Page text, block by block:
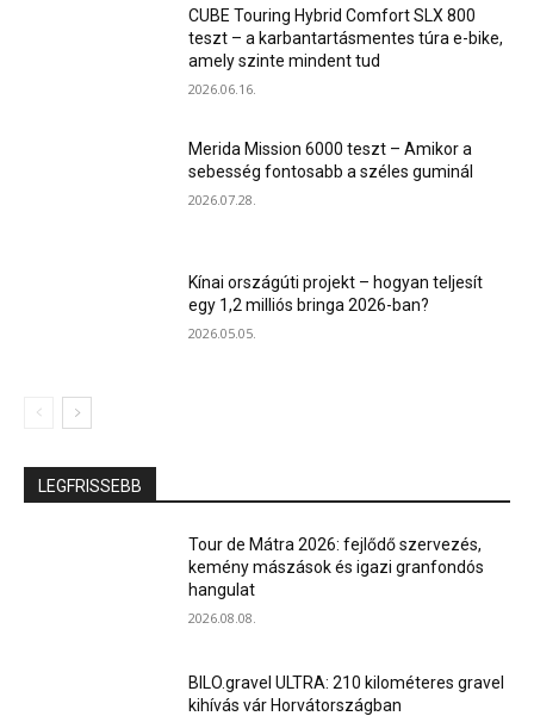
CUBE Touring Hybrid Comfort SLX 800
teszt – a karbantartásmentes túra e-bike,
amely szinte mindent tud
2026.06.16.
Merida Mission 6000 teszt – Amikor a
sebesség fontosabb a széles guminál
2026.07.28.
Kínai országúti projekt – hogyan teljesít
egy 1,2 milliós bringa 2026-ban?
2026.05.05.
LEGFRISSEBB
Tour de Mátra 2026: fejlődő szervezés,
kemény mászások és igazi granfondós
hangulat
2026.08.08.
BILO.gravel ULTRA: 210 kilométeres gravel
kihívás vár Horvátországban